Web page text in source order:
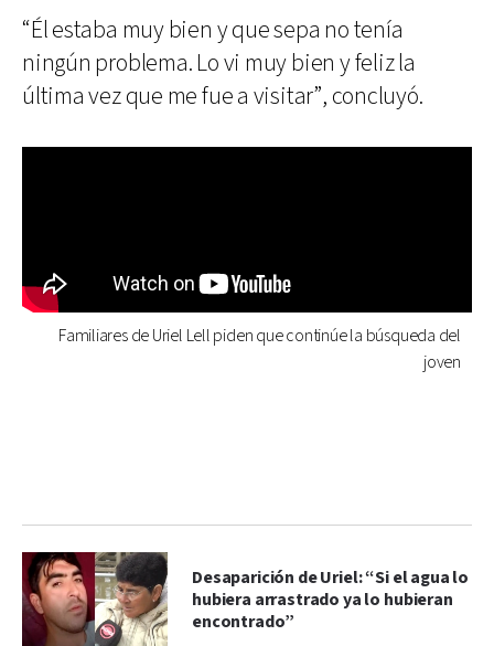
“Él estaba muy bien y que sepa no tenía
ningún problema. Lo vi muy bien y feliz la
última vez que me fue a visitar”, concluyó.
Familiares de Uriel Lell piden que continúe la búsqueda del
joven
Desaparición de Uriel: “Si el agua lo
hubiera arrastrado ya lo hubieran
encontrado”